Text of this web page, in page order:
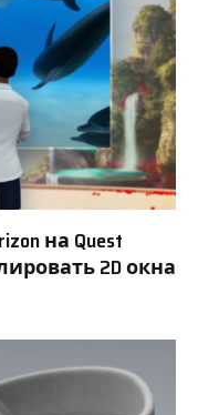
на Quest
2D окна